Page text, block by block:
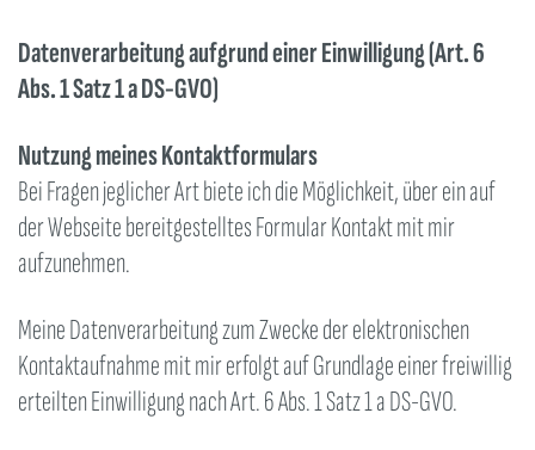
Datenverarbeitung aufgrund einer Einwilligung (Art. 6
Abs. 1 Satz 1 a DS-GVO)
Nutzung meines Kontaktformulars
Bei Fragen jeglicher Art biete ich die Möglichkeit, über ein auf
der Webseite bereitgestelltes Formular Kontakt mit mir
aufzunehmen.
Meine Datenverarbeitung zum Zwecke der elektronischen
Kontaktaufnahme mit mir erfolgt auf Grundlage einer freiwillig
erteilten Einwilligung nach Art. 6 Abs. 1 Satz 1 a DS-GVO.